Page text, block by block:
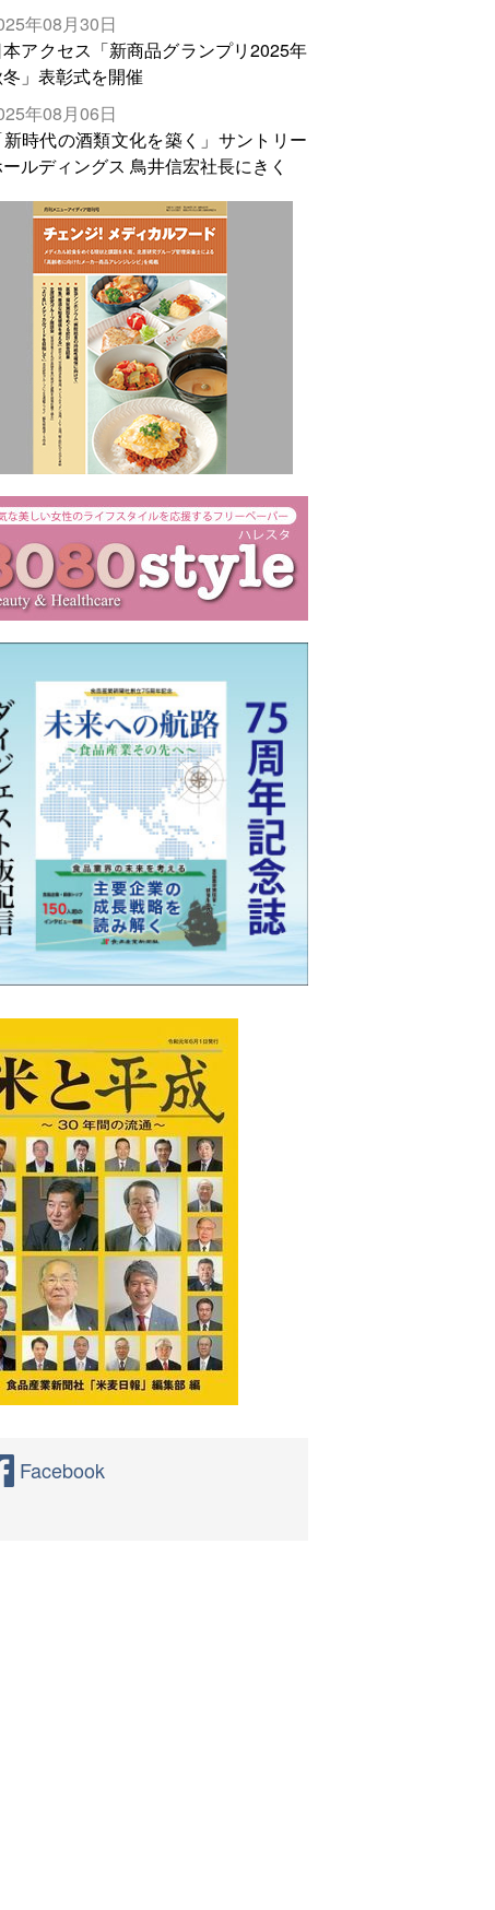
年08月30日
本アクセス「新商品グランプリ2025年
」表彰式を開催
年08月06日
新時代の酒類文化を築く」サントリー
ルディングス 鳥井信宏社長にきく
Facebook